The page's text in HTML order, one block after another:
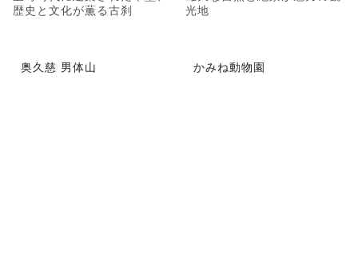
歴史と文化が薫る古刹
光地
奥久慈 男体山 かみね動物園